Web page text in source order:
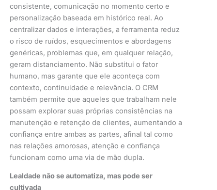
consistente, comunicação no momento certo e
personalização baseada em histórico real. Ao
centralizar dados e interações, a ferramenta reduz
o risco de ruídos, esquecimentos e abordagens
genéricas, problemas que, em qualquer relação,
geram distanciamento. Não substitui o fator
humano, mas garante que ele aconteça com
contexto, continuidade e relevância. O CRM
também permite que aqueles que trabalham nele
possam explorar suas próprias consistências na
manutenção e retenção de clientes, aumentando a
confiança entre ambas as partes, afinal tal como
nas relações amorosas, atenção e confiança
funcionam como uma via de mão dupla.
Lealdade não se automatiza, mas pode ser
cultivada